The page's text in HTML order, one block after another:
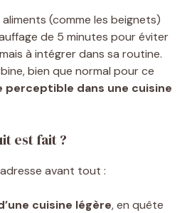
(comme les beignets)
de 5 minutes pour éviter
à intégrer dans sa routine.
bien que normal pour ce
perceptible dans une cuisine
est fait ?
avant tout :
cuisine légère, en quête